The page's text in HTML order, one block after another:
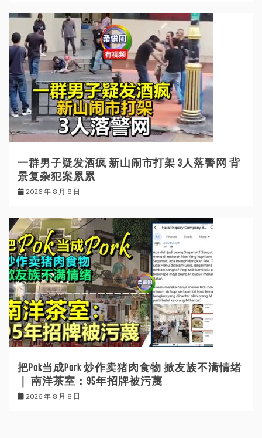
一群男子疑发酒疯 新山闹市打架 3人落警网 背
景复杂犯案累累
2026 年 8 月 8 日
把Pok当成Pork 炒作卖猪肉食物 掀友族不满情绪
｜ 南洋茶室：95年招牌被污蔑
2026 年 8 月 8 日